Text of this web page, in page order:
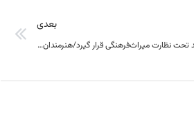
بعدی
موسیقی مقامی باید تحت نظارت میراث‌فرهنگی قرار گیرد/هنرمندان موسیقی مقامی از ظروف سفالی ارزشمندتر هستند